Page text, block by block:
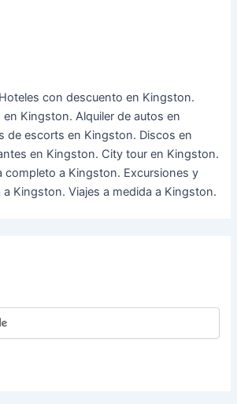
con descuento en Kingston.
Kingston. Alquiler de autos en
de escorts en Kingston. Discos en
en Kingston. City tour en Kingston.
completo a Kingston. Excursiones y
Kingston. Viajes a medida a Kingston.